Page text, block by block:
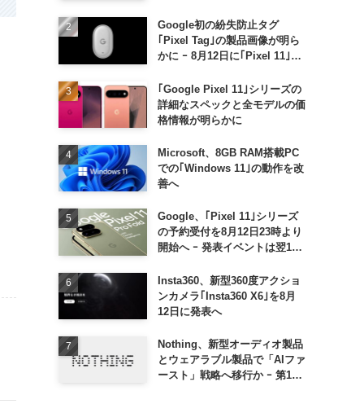
Google初の紛失防止タグ
｢Pixel Tag｣の製品画像が明ら
かに ｰ 8月12日に｢Pixel 11｣な
｢Google Pixel 11｣シリーズの
詳細なスペックと全モデルの価
格情報が明らかに
Microsoft、8GB RAM搭載PC
での｢Windows 11｣の動作を改
善へ
Google、｢Pixel 11｣シリーズ
の予約受付を8月12日23時より
開始へ ｰ 発表イベントは翌13
Insta360、新型360度アクショ
ンカメラ｢Insta360 X6｣を8月
12日に発表へ
Nothing、新型オーディオ製品
とウェアラブル製品で「AIファ
ースト」戦略へ移行か ｰ 第1弾